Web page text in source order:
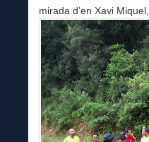
mirada d’en Xavi